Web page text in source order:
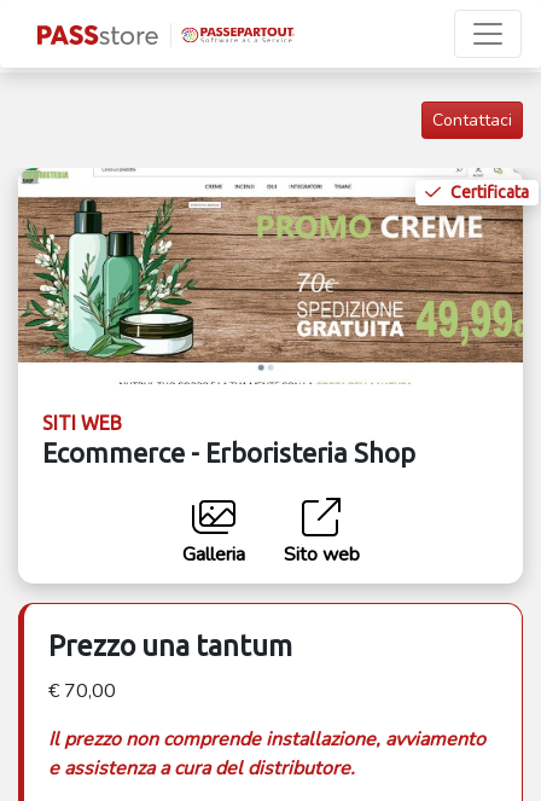
Contattaci
Certificata
SITI WEB
Ecommerce - Erboristeria Shop
Galleria Sito web
Prezzo una tantum
€ 70,00
Il prezzo non comprende installazione, avviamento
e assistenza a cura del distributore.